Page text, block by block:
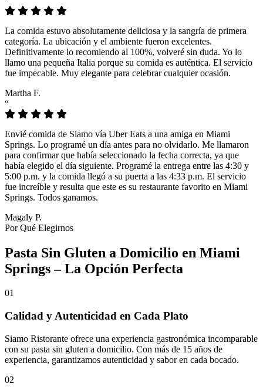
La comida estuvo absolutamente deliciosa y la sangría de primera
categoría. La ubicación y el ambiente fueron excelentes.
Definitivamente lo recomiendo al 100%, volveré sin duda. Yo lo
llamo una pequeña Italia porque su comida es auténtica. El servicio
fue impecable. Muy elegante para celebrar cualquier ocasión.
Martha F.
“
Envié comida de Siamo vía Uber Eats a una amiga en Miami
Springs. Lo programé un día antes para no olvidarlo. Me llamaron
para confirmar que había seleccionado la fecha correcta, ya que
había elegido el día siguiente. Programé la entrega entre las 4:30 y
5:00 p.m. y la comida llegó a su puerta a las 4:33 p.m. El servicio
fue increíble y resulta que este es su restaurante favorito en Miami
Springs. Todos ganamos.
Magaly P.
Por Qué Elegirnos
Pasta Sin Gluten a Domicilio en Miami
Springs – La Opción Perfecta
01
Calidad y Autenticidad en Cada Plato
Siamo Ristorante ofrece una experiencia gastronómica incomparable
con su pasta sin gluten a domicilio. Con más de 15 años de
experiencia, garantizamos autenticidad y sabor en cada bocado.
02